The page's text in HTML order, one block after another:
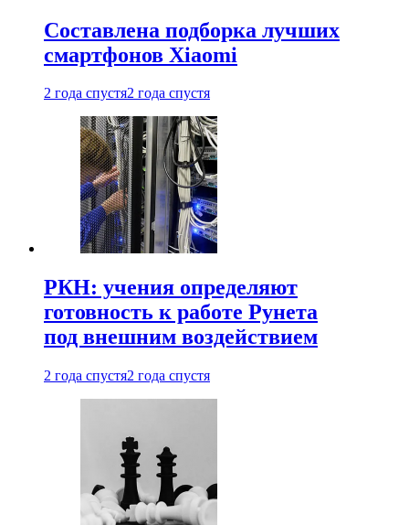
Составлена подборка лучших
смартфонов Xiaomi
2 года спустя2 года спустя
РКН: учения определяют
готовность к работе Рунета
под внешним воздействием
2 года спустя2 года спустя